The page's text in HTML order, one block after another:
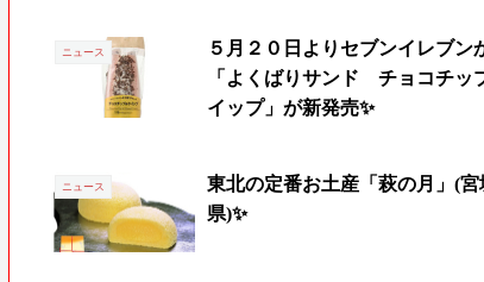
ニュース
５月２０日よりセブンイレブン
「よくばりサンド チョコチッ
イップ」が新発売✨
ニュース
東北の定番お土産「萩の月」(宮
県)✨